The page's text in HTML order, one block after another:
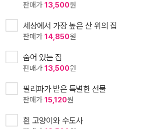
판매가 13,500원
세상에서 가장 높은 산 위의 집
판매가 14,850원
숨어 있는 집
판매가 13,500원
필리파가 받은 특별한 선물
판매가 15,120원
흰 고양이와 수도사